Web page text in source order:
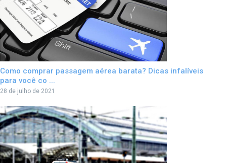
Como comprar passagem aérea barata? Dicas infalíveis
para você co ...
28 de julho de 2021